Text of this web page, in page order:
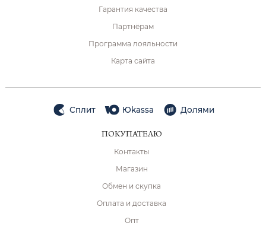
Гарантия качества
Партнёрам
Программа лояльности
Карта сайта
Сплит Юkassa Долями
ПОКУПАТЕЛЮ
Контакты
Магазин
Обмен и скупка
Оплата и доставка
Опт